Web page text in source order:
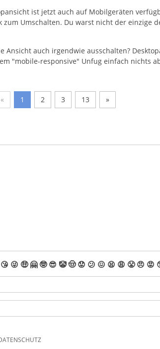
ist jetzt auch auf Mobilgeräten
zum Umschalten. Du warst nicht der einzige
Ansicht auch irgendwie ausschalten?
"mobile-responsive" Unfug einfach nichts
« 1 2 3 13 »
😘 😜 🤑 🤗 🤓 😎 🤡🤠 😟 😕 😖 😫 😩 😤 😠 😡